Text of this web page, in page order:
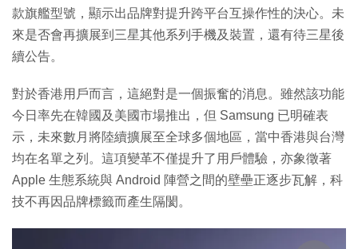
款旗艦型號，顯示出品牌對提升跨平台互操作性的決心。未
來是否會再擴展到三星其他系列手機及裝置，還有待三星後
續公告。
對於香港用戶而言，這絕對是一個振奮的消息。雖然該功能
今日率先在韓國及美國市場推出，但 Samsung 已明確表
示，未來數月將陸續擴展至全球多個地區，當中香港與台灣
均在名單之列。這項變革不僅提升了用戶體驗，亦象徵著
Apple 生態系統與 Android 陣營之間的壁壘正逐步瓦解，科
技不再因品牌標籤而產生隔閡。